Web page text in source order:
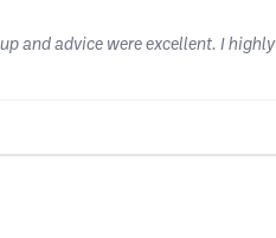
and advice were excellent. I highly